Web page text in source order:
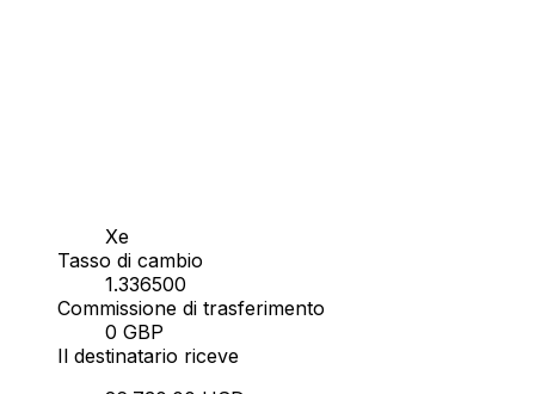
Xe
Tasso di cambio
1.336500
Commissione di trasferimento
0 GBP
Il destinatario riceve